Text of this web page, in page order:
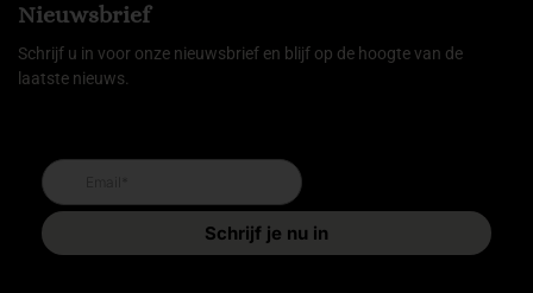
Nieuwsbrief
Schrijf u in voor onze nieuwsbrief en blijf op de hoogte van de
laatste nieuws.